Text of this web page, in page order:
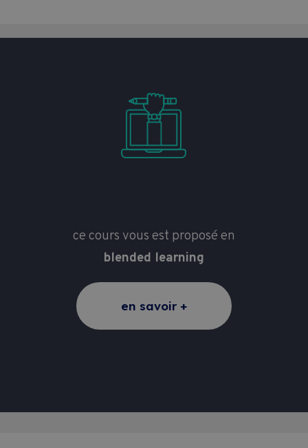
ce cours vous est proposé en
blended learning
en savoir +